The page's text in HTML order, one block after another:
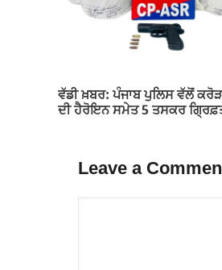
ਵੱਡੀ ਖ਼ਬਰ: ਪੰਜਾਬ ਪੁਲਿਸ ਵੱਲੋਂ
ਦੀ ਹੈਰੋਇਨ ਸਮੇਤ 5 ਤਸਕਰ
Leave a